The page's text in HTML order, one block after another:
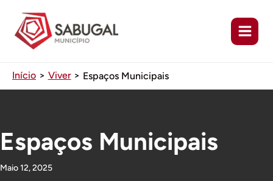
conteúdo
Início Viver Espaços Municipais
Espaços Municipais
Maio 12, 2025